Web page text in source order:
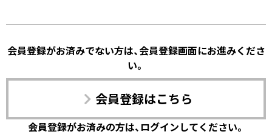
会員登録がお済みでない方は、会員登録画面にお進みくださ
い。
会員登録はこちら
会員登録がお済みの方は、ログインしてください。